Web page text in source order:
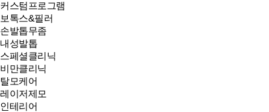
커스텀프로그램
보톡스&필러
손발톱무좀
내성발톱
스페셜클리닉
비만클리닉
탈모케어
레이저제모
인테리어